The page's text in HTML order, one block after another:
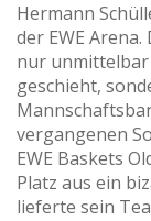
Hermann
der EWE
nur unmittelbar
geschieht,
vergangenen
EWE Baskets
Platz aus ein
lieferte sein